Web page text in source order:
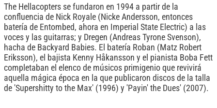
The Hellacopters se fundaron en 1994 a partir de la
confluencia de Nick Royale (Nicke Andersson, entonces
batería de Entombed, ahora en Imperial State Electric) a las
voces y las guitarras; y Dregen (Andreas Tyrone Svenson),
hacha de Backyard Babies. El batería Roban (Matz Robert
Eriksson), el bajista Kenny Håkansson y el pianista Boba Fett
completaban el elenco de músicos primigenio que revivirá
aquella mágica época en la que publicaron discos de la talla
de 'Supershitty to the Max' (1996) y 'Payin' the Dues' (2007).